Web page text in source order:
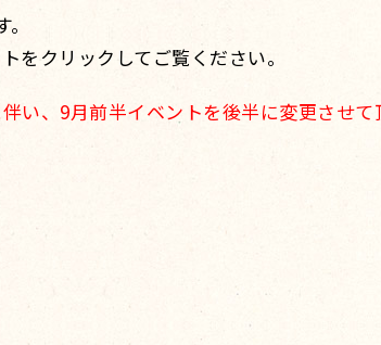
をクリックしてご覧ください。
い、9月前半イベントを後半に変更させて